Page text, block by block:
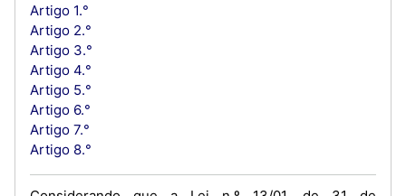
Artigo 1.°
Artigo 2.°
Artigo 3.°
Artigo 4.°
Artigo 5.°
Artigo 6.°
Artigo 7.°
Artigo 8.°